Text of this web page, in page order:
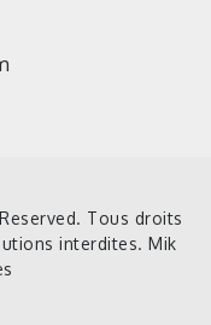
Tous droits
interdites. Mik